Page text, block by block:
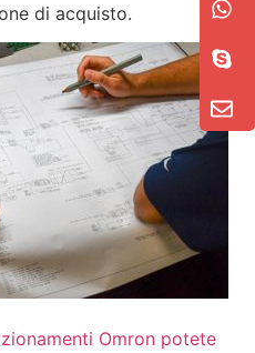
di acquisto.
Omron potete